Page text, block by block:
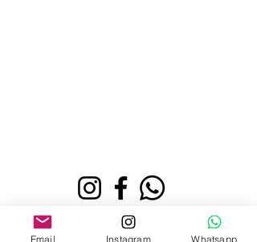
F.T.S. Turismo Ltda. (For Team‘ S Turismo
Ltda.)
Email Instagram Whatsapp